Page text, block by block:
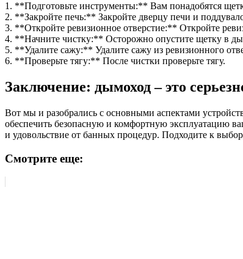
1. **Подготовьте инструменты:** Вам понадобятся
2. **Закройте печь:** Закройте дверцу печи и
3. **Откройте ревизионное отверстие:** Откройте
4. **Начните чистку:** Осторожно опустите щетку в
5. **Удалите сажу:** Удалите сажу из ревизионного
6. **Проверьте тягу:** После чистки проверьте тягу.
Заключение: дымоход – это
Вот мы и разобрались с основными аспектами
обеспечить безопасную и комфортную эксплуатацию
и удовольствие от банных процедур. Подходите к
Смотрите еще: